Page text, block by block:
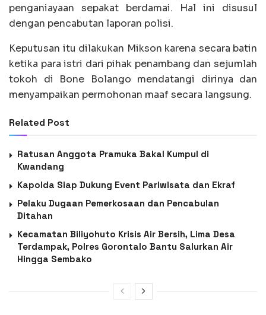
penganiayaan sepakat berdamai. Hal ini disusul
dengan pencabutan laporan polisi.
Keputusan itu dilakukan Mikson karena secara batin
ketika para istri dari pihak penambang dan sejumlah
tokoh di Bone Bolango mendatangi dirinya dan
menyampaikan permohonan maaf secara langsung.
Related Post
Ratusan Anggota Pramuka Bakal Kumpul di
Kwandang
Kapolda Siap Dukung Event Pariwisata dan Ekraf
Pelaku Dugaan Pemerkosaan dan Pencabulan
Ditahan
Kecamatan Biliyohuto Krisis Air Bersih, Lima Desa
Terdampak, Polres Gorontalo Bantu Salurkan Air
Hingga Sembako